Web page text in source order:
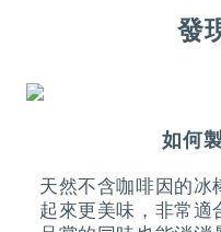
發
如何
天然不含咖啡因的冰
起來更美味，非常適